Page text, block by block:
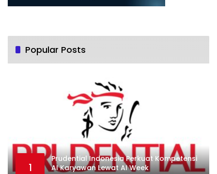
Popular Posts
1
Prudential Indonesia Perkuat Kompetensi
AI Karyawan Lewat AI Week